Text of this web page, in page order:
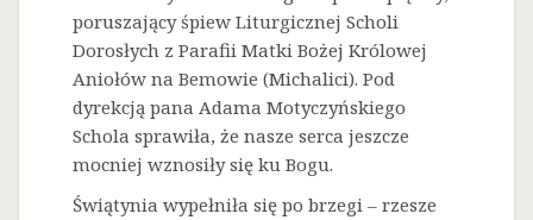
poruszający śpiew Liturgicznej Scholi
Dorosłych z Parafii Matki Bożej Królowej
Aniołów na Bemowie (Michalici). Pod
dyrekcją pana Adama Motyczyńskiego
Schola sprawiła, że nasze serca jeszcze
mocniej wznosiły się ku Bogu.
Świątynia wypełniła się po brzegi – rzesze